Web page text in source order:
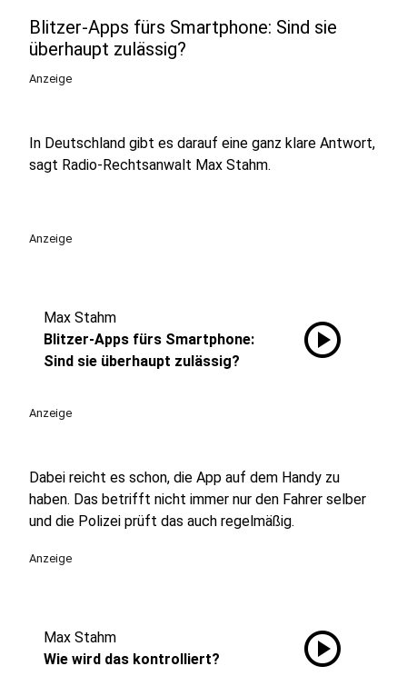
Blitzer-Apps fürs Smartphone: Sind sie
überhaupt zulässig?
Anzeige
In Deutschland gibt es darauf eine ganz klare Antwort,
sagt Radio-Rechtsanwalt Max Stahm.
Anzeige
Max Stahm
Blitzer-Apps fürs Smartphone:
Sind sie überhaupt zulässig?
play_circle
Anzeige
Dabei reicht es schon, die App auf dem Handy zu
haben. Das betrifft nicht immer nur den Fahrer selber
und die Polizei prüft das auch regelmäßig.
Anzeige
Max Stahm
Wie wird das kontrolliert?
play_circle